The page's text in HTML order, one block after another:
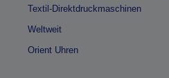
Textil-Direktdruckmaschinen
Weltweit
Orient Uhren